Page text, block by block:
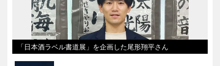
「日本酒ラベル書道展」を企画した尾形翔平さん